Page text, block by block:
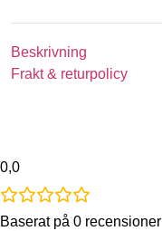
Beskrivning
Frakt & returpolicy
0,0
Baserat på 0 recensioner